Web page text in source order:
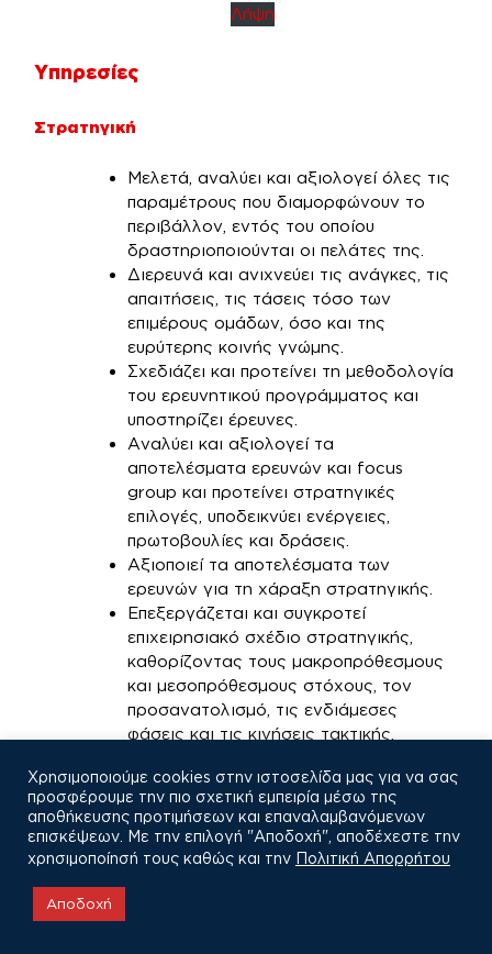
Λήψη
Υπηρεσίες
Στρατηγική
Μελετά, αναλύει και αξιολογεί όλες τις
παραμέτρους που διαμορφώνουν το
περιβάλλον, εντός του οποίου
δραστηριοποιούνται οι πελάτες της.
Διερευνά και ανιχνεύει τις ανάγκες, τις
απαιτήσεις, τις τάσεις τόσο των
επιμέρους ομάδων, όσο και της
ευρύτερης κοινής γνώμης.
Σχεδιάζει και προτείνει τη μεθοδολογία
του ερευνητικού προγράμματος και
υποστηρίζει έρευνες.
Αναλύει και αξιολογεί τα
αποτελέσματα ερευνών και focus
group και προτείνει στρατηγικές
επιλογές, υποδεικνύει ενέργειες,
πρωτοβουλίες και δράσεις.
Αξιοποιεί τα αποτελέσματα των
ερευνών για τη χάραξη στρατηγικής.
Επεξεργάζεται και συγκροτεί
επιχειρησιακό σχέδιο στρατηγικής,
καθορίζοντας τους μακροπρόθεσμους
και μεσοπρόθεσμους στόχους, τον
προσανατολισμό, τις ενδιάμεσες
φάσεις και τις κινήσεις τακτικής.
λύσεις για τη διαχείριση κρίσεων.
Προτείνει λύσεις σε ανακύπτοντα
θέματα σε επίπεδο στρατηγικών
κινήσεων (Day-to-day Consulting).
Επικοινωνία
Χρησιμοποιούμε cookies στην ιστοσελίδα μας για να σας
προσφέρουμε την πιο σχετική εμπειρία μέσω της
αποθήκευσης προτιμήσεων και επαναλαμβανόμενων
επισκέψεων. Με την επιλογή "Αποδοχή", αποδέχεστε την
χρησιμοποίησή τους καθώς και την Πολιτική Απορρήτου
Αποδοχή